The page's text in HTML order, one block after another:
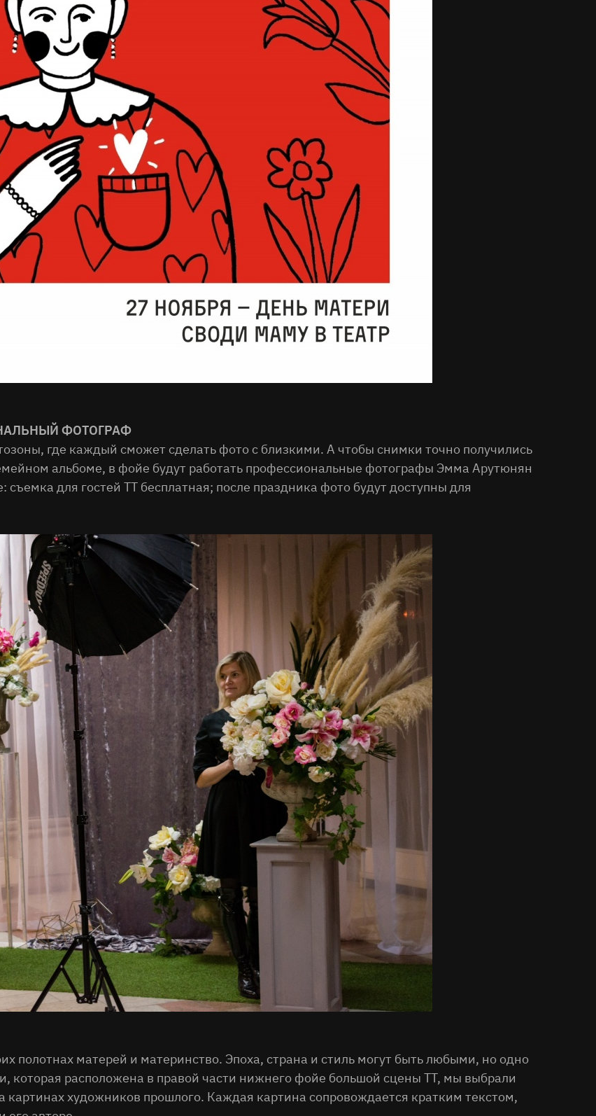
ФОТОГРАФ
где каждый сможет сделать фото с близкими. А чтобы снимки точно получились
альбоме, в фойе будут работать профессиональные фотографы Эмма Арутюнян
для гостей ТТ бесплатная; после праздника фото будут доступны для
полотнах матерей и материнство. Эпоха, страна и стиль могут быть любыми, но одно
которая расположена в правой части нижнего фойе большой сцены ТТ, мы выбрали
художников прошлого. Каждая картина сопровождается кратким текстом,